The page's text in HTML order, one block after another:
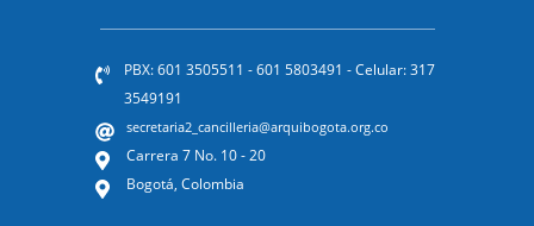
PBX: 601 3505511 - 601 5803491 - Celular: 317
3549191
secretaria2_cancilleria@arquibogota.org.co
Carrera 7 No. 10 - 20
Bogotá, Colombia